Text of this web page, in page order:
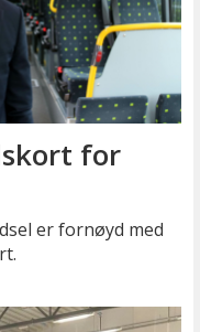
for
er fornøyd med